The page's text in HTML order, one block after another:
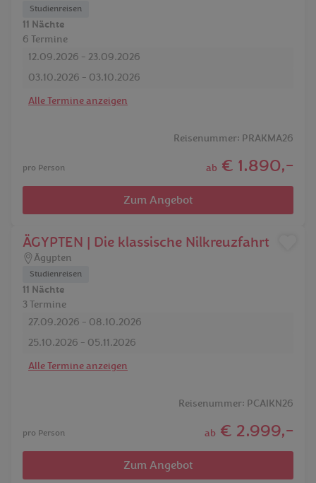
Studienreisen
11 Nächte
6 Termine
12.09.2026 - 23.09.2026
03.10.2026 - 03.10.2026
Alle Termine anzeigen
Reisenummer: PRAKMA26
pro Person ab € 1.890,-
Zum Angebot
ÄGYPTEN | Die klassische Nilkreuzfahrt
Ägypten
Studienreisen
11 Nächte
3 Termine
27.09.2026 - 08.10.2026
25.10.2026 - 05.11.2026
Alle Termine anzeigen
Reisenummer: PCAIKN26
pro Person ab € 2.999,-
Zum Angebot